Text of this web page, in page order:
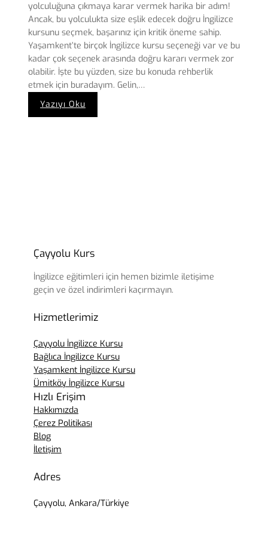
yolculuğuna çıkmaya karar vermek harika bir adım!
Ancak, bu yolculukta size eşlik edecek doğru İngilizce
kursunu seçmek, başarınız için kritik öneme sahip.
Yaşamkent’te birçok İngilizce kursu seçeneği var ve bu
kadar çok seçenek arasında doğru kararı vermek zor
olabilir. İşte bu yüzden, size bu konuda rehberlik
etmek için buradayım. Gelin,…
Yazıyı Oku
Yaşamkent
Çayyolu Kurs
İngilizce eğitimleri için hemen bizimle iletişime
geçin ve özel indirimleri kaçırmayın.
Hizmetlerimiz
Çayyolu İngilizce Kursu
Bağlıca İngilizce Kursu
Yaşamkent İngilizce Kursu
Ümitköy İngilizce Kursu
Hızlı Erişim
Hakkımızda
Çerez Politikası
Blog
İletişim
Adres
Çayyolu, Ankara/Türkiye